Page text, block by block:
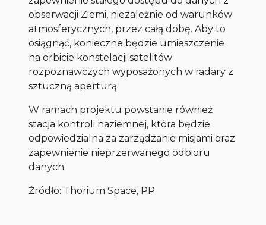
obserwacji Ziemi, niezależnie od warunków
atmosferycznych, przez całą dobę. Aby to
osiągnąć, konieczne będzie umieszczenie
na orbicie konstelacji satelitów
rozpoznawczych wyposażonych w radary z
sztuczną aperturą.
W ramach projektu powstanie również
stacja kontroli naziemnej, która będzie
odpowiedzialna za zarządzanie misjami oraz
zapewnienie nieprzerwanego odbioru
danych.
Źródło: Thorium Space, PP